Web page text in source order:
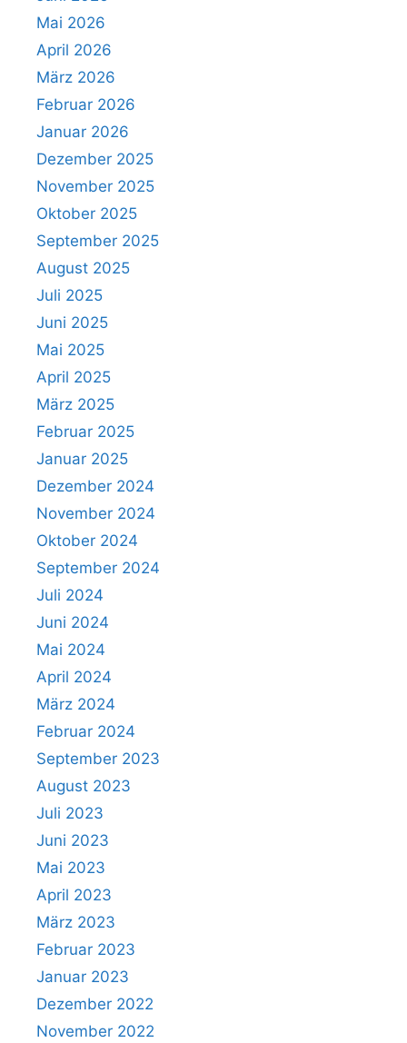
Mai 2026
April 2026
März 2026
Februar 2026
Januar 2026
Dezember 2025
November 2025
Oktober 2025
September 2025
August 2025
Juli 2025
Juni 2025
Mai 2025
April 2025
März 2025
Februar 2025
Januar 2025
Dezember 2024
November 2024
Oktober 2024
September 2024
Juli 2024
Juni 2024
Mai 2024
April 2024
März 2024
Februar 2024
September 2023
August 2023
Juli 2023
Juni 2023
Mai 2023
April 2023
März 2023
Februar 2023
Januar 2023
Dezember 2022
November 2022